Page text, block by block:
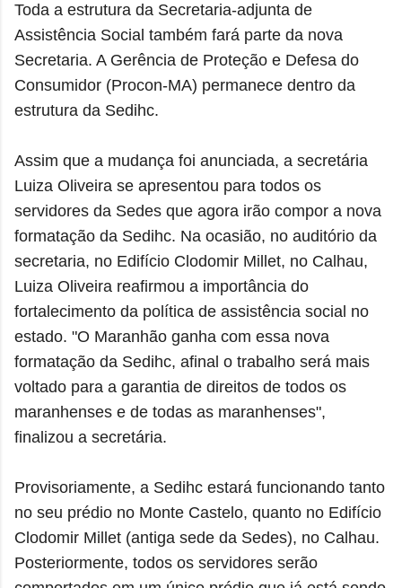
Toda a estrutura da Secretaria-adjunta de
Assistência Social também fará parte da nova
Secretaria. A Gerência de Proteção e Defesa do
Consumidor (Procon-MA) permanece dentro da
estrutura da Sedihc.
Assim que a mudança foi anunciada, a secretária
Luiza Oliveira se apresentou para todos os
servidores da Sedes que agora irão compor a nova
formatação da Sedihc. Na ocasião, no auditório da
secretaria, no Edifício Clodomir Millet, no Calhau,
Luiza Oliveira reafirmou a importância do
fortalecimento da política de assistência social no
estado. "O Maranhão ganha com essa nova
formatação da Sedihc, afinal o trabalho será mais
voltado para a garantia de direitos de todos os
maranhenses e de todas as maranhenses",
finalizou a secretária.
Provisoriamente, a Sedihc estará funcionando tanto
no seu prédio no Monte Castelo, quanto no Edifício
Clodomir Millet (antiga sede da Sedes), no Calhau.
Posteriormente, todos os servidores serão